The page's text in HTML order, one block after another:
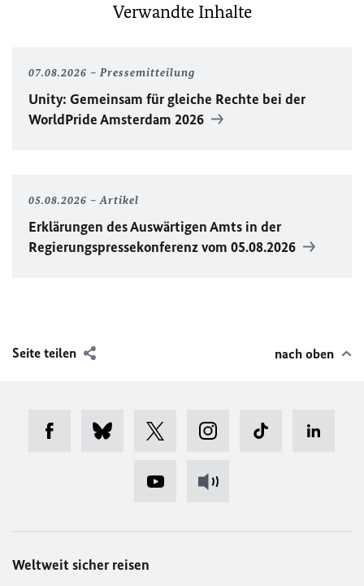
Verwandte Inhalte
07.08.2026 Pressemitteilung
Unity: Gemeinsam für gleiche Rechte bei der
WorldPrideAmsterdam 2026
05.08.2026 Artikel
Erklärungen des Auswärtigen Amts in der
Regierungspressekonferenz vom 05.08.2026
Seite teilen nach oben
Weltweit sicher reisen